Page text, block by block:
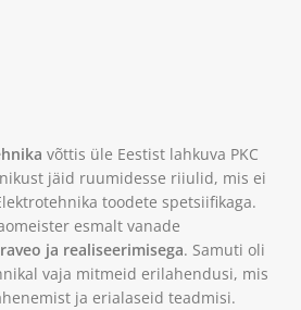
võttis üle Eestist lahkuva PKC
jäid ruumidesse riiulid, mis ei
toodete spetsiifikaga.
esmalt vanade
ja realiseerimisega. Samuti oli
vaja mitmeid erilahendusi, mis
ja erialaseid teadmisi.